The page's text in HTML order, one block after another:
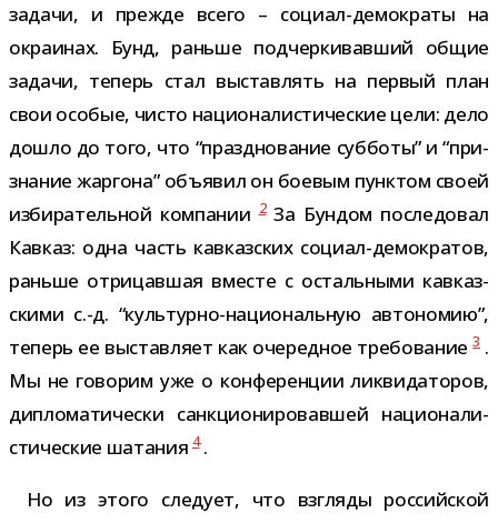
задачи, и прежде всего – социал-​демократы на
окра­и­нах. Бунд, раньше под­чер­ки­вав­ший общие
задачи, теперь стал выстав­лять на пер­вый план
свои осо­бые, чисто наци­о­на­ли­сти­че­ские цели: дело
дошло до того, что “празд­но­ва­ние суб­боты” и “при­
зна­ние жар­гона” объ­явил он бое­вым пунк­том своей
изби­ра­тель­ной ком­па­нии2За Бундом после­до­вал
Кавказ: одна часть кав­каз­ских социал-​демократов,
раньше отри­цав­шая вме­сте с осталь­ными кав­каз­
скими с.-д. “культурно-​национальную авто­но­мию”,
теперь ее выстав­ляет как оче­ред­ное тре­бо­ва­ние3 .
Мы не гово­рим уже о кон­фе­рен­ции лик­ви­да­то­ров,
дипло­ма­ти­че­ски санк­ци­о­ни­ро­вав­шей наци­о­на­ли­
сти­че­ские шата­ния 4.
Но из этого сле­дует, что взгляды рос­сий­ской